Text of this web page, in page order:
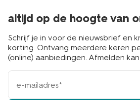
altijd op de hoogte van
Schrijf je in voor de nieuwsbrief en
korting. Ontvang meerdere keren
(online) aanbiedingen. Afmelden
e-
mailadres